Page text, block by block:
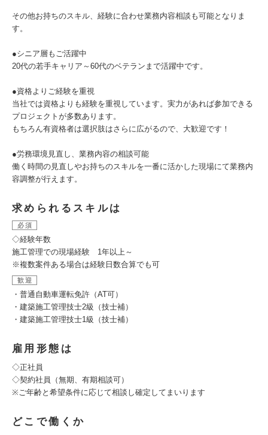
その他お持ちのスキル、経験に合わせ業務内容相談も可能となりま
す。
●シニア層もご活躍中
20代の若手キャリア～60代のベテランまで活躍中です。
●資格よりご経験を重視
当社では資格よりも経験を重視しています。実力があれば参加できる
プロジェクトが多数あります。
もちろん有資格者は選択肢はさらに広がるので、大歓迎です！
●労務環境見直し、業務内容の相談可能
働く時間の見直しやお持ちのスキルを一番に活かした現場にて業務内
容調整が行えます。
求められるスキルは
必須
◇経験年数
施工管理での現場経験 1年以上～
※複数案件ある場合は経験日数合算でも可
歓迎
・普通自動車運転免許（AT可）
・建築施工管理技士2級（技士補）
・建築施工管理技士1級（技士補）
雇用形態は
◇正社員
◇契約社員（無期、有期相談可）
※ご年齢と希望条件に応じて相談し確定してまいります
どこで働くか